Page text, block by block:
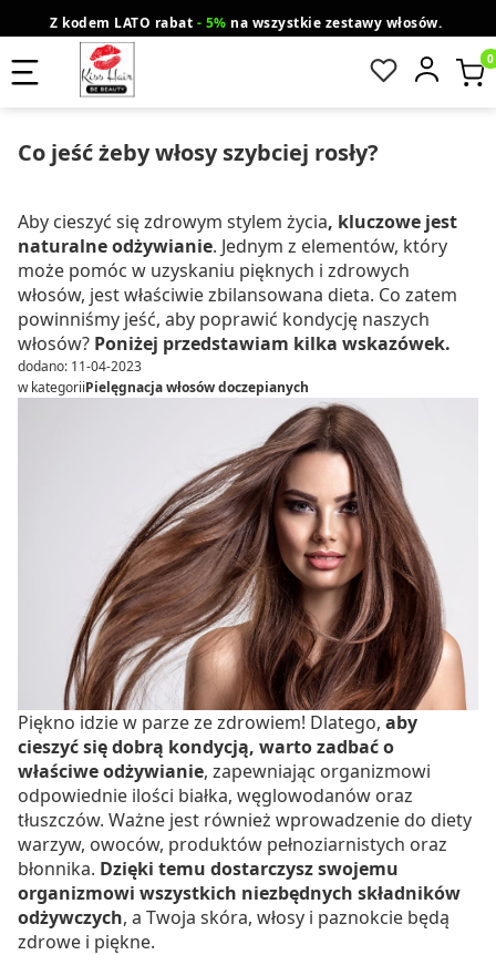
Z kodem LATO rabat - 5% na wszystkie zestawy włosów.
wysyłka gratis od 200 zł Orlen Paczka
Co jeść żeby włosy szybciej rosły?
Aby cieszyć się zdrowym stylem życia, kluczowe jest
naturalne odżywianie. Jednym z elementów, który
może pomóc w uzyskaniu pięknych i zdrowych
włosów, jest właściwie zbilansowana dieta. Co zatem
powinniśmy jeść, aby poprawić kondycję naszych
włosów? Poniżej przedstawiam kilka wskazówek.
dodano: 11-04-2023
w kategoriiPielęgnacja włosów doczepianych
Piękno idzie w parze ze zdrowiem! Dlatego, aby
cieszyć się dobrą kondycją, warto zadbać o
właściwe odżywianie, zapewniając organizmowi
odpowiednie ilości białka, węglowodanów oraz
tłuszczów. Ważne jest również wprowadzenie do diety
warzyw, owoców, produktów pełnoziarnistych oraz
błonnika. Dzięki temu dostarczysz swojemu
organizmowi wszystkich niezbędnych składników
odżywczych, a Twoja skóra, włosy i paznokcie będą
zdrowe i piękne.